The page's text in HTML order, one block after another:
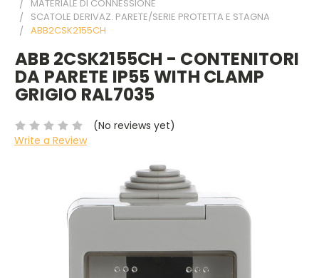
MATERIALE DI CONNESSIONE
SCATOLE DERIVAZ. PARETE/SERIE PROTETTA E STAGNA
ABB2CSK2155CH
ABB 2CSK2155CH - CONTENITORI
DA PARETE IP55 WITH CLAMP
GRIGIO RAL7035
(No reviews yet)
Write a Review